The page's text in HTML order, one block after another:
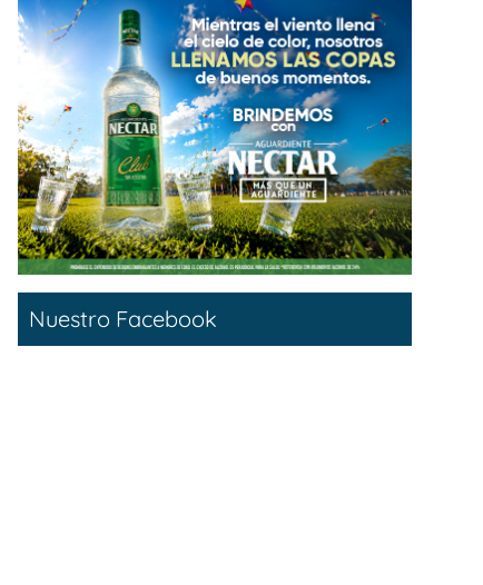
Nuestro Facebook